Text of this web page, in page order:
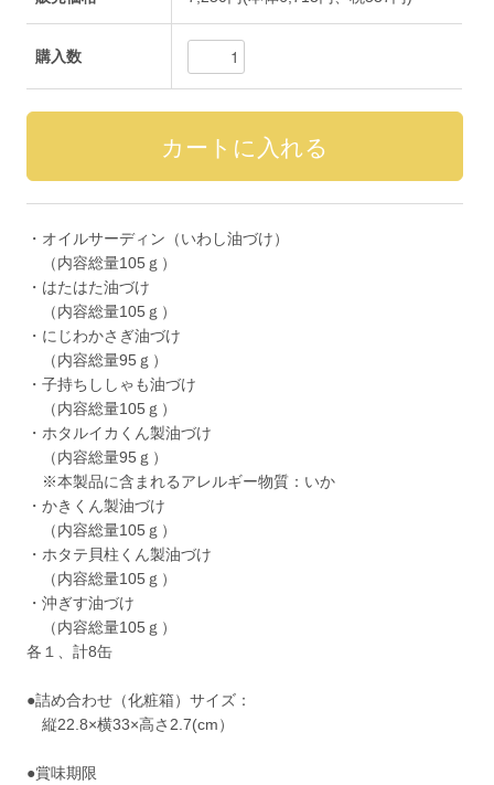
購入数
・オイルサーディン（いわし油づけ）
（内容総量105ｇ）
・はたはた油づけ
（内容総量105ｇ）
・にじわかさぎ油づけ
（内容総量95ｇ）
・子持ちししゃも油づけ
（内容総量105ｇ）
・ホタルイカくん製油づけ
（内容総量95ｇ）
※本製品に含まれるアレルギー物質：いか
・かきくん製油づけ
（内容総量105ｇ）
・ホタテ貝柱くん製油づけ
（内容総量105ｇ）
・沖ぎす油づけ
（内容総量105ｇ）
各１、計8缶
●詰め合わせ（化粧箱）サイズ：
縦22.8×横33×高さ2.7(cm）
●賞味期限